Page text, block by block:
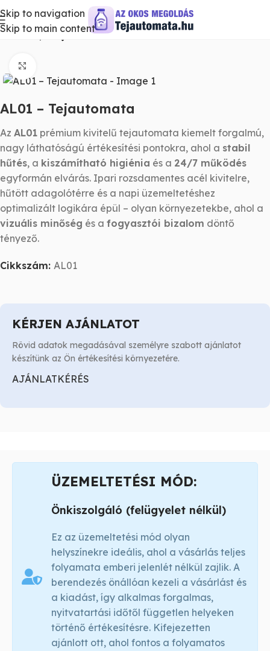
Skip to navigation
Skip to main content
Kezdőlap Tejautomaták
AL01 – Tejautomata
Az AL01 prémium kivitelű tejautomata kiemelt forgalmú,
nagy láthatóságú értékesítési pontokra, ahol a stabil
hűtés, a kiszámítható higiénia és a 24/7 működés
egyformán elvárás. Ipari rozsdamentes acél kivitelre,
hűtött adagolótérre és a napi üzemeltetéshez
optimalizált logikára épül – olyan környezetekbe, ahol a
vizuális minőség és a fogyasztói bizalom döntő
tényező.
Cikkszám: AL01
KÉRJEN AJÁNLATOT
Rövid adatok megadásával személyre szabott ajánlatot
készítünk az Ön értékesítési környezetére.
AJÁNLATKÉRÉS
ÜZEMELTETÉSI MÓD:
Önkiszolgáló (felügyelet nélkül)
Ez az üzemeltetési mód olyan
helyszínekre ideális, ahol a vásárlás teljes
folyamata emberi jelenlét nélkül zajlik. A
berendezés önállóan kezeli a vásárlást és
a kiadást, így alkalmas forgalmas,
nyitvatartási időtől független helyeken
történő értékesítésre. Kifejezetten
ajánlott ott, ahol fontos a folyamatos